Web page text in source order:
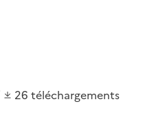
26 téléchargements